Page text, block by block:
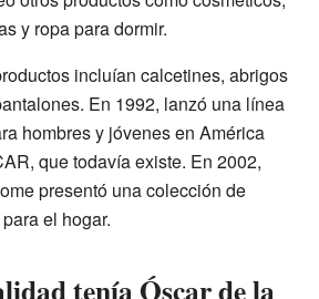
y ropa para dormir.
incluían calcetines, abrigos
En 1992, lanzó una línea
hombres y jóvenes en América
que todavía existe. En 2002,
presentó una colección de
el hogar.
tenía Óscar de la